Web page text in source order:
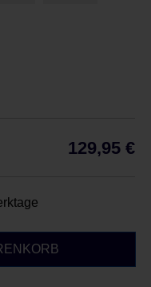
129,95 €